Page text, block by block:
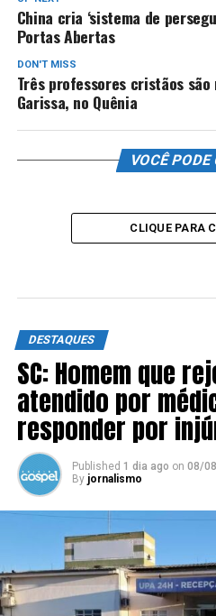
China cria ‘sistema de
Portas Abertas
DON'T MISS
Três professores cristãos
Garissa, no Quênia
VOCÊ
CLIQUE PARA
DESTAQUES
SC: Homem que
atendido por
responder por
Published 1 dia ago on 08/
By jornalismo